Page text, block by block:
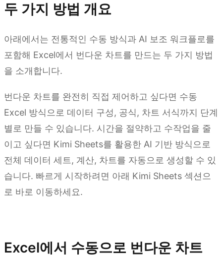
두 가지 방법 개요
아래에서는 전통적인 수동 방식과 AI 보조 워크플로를
포함해 Excel에서 번다운 차트를 만드는 두 가지 방법
을 소개합니다.
번다운 차트를 완전히 직접 제어하고 싶다면 수동
Excel 방식으로 데이터 구성, 공식, 차트 서식까지 단계
별로 만들 수 있습니다. 시간을 절약하고 수작업을 줄
이고 싶다면 Kimi Sheets를 활용한 AI 기반 방식으로
전체 데이터 세트, 계산, 차트를 자동으로 생성할 수 있
습니다. 빠르게 시작하려면 아래 Kimi Sheets 섹션으
로 바로 이동하세요.
Excel에서 수동으로 번다운 차트